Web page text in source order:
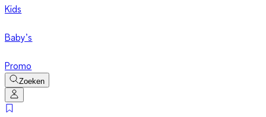
Kids
Baby’s
Promo
Zoeken